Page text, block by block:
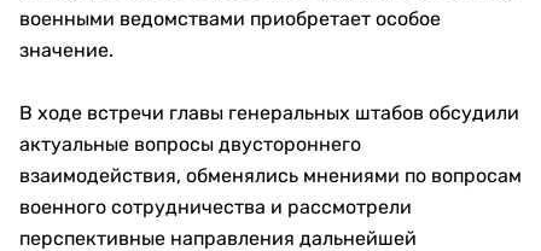
военными ведомствами приобретает особое
значение.
В ходе встречи главы генеральных штабов обсудили
актуальные вопросы двустороннего
взаимодействия, обменялись мнениями по вопросам
военного сотрудничества и рассмотрели
перспективные направления дальнейшей